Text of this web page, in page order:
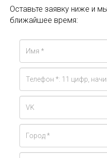
Оставьте заявку ниже и
ближайшее время: